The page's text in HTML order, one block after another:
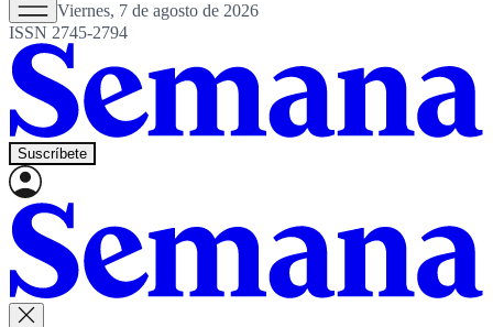
Viernes, 7 de agosto de 2026
ISSN 2745-2794
Suscríbete